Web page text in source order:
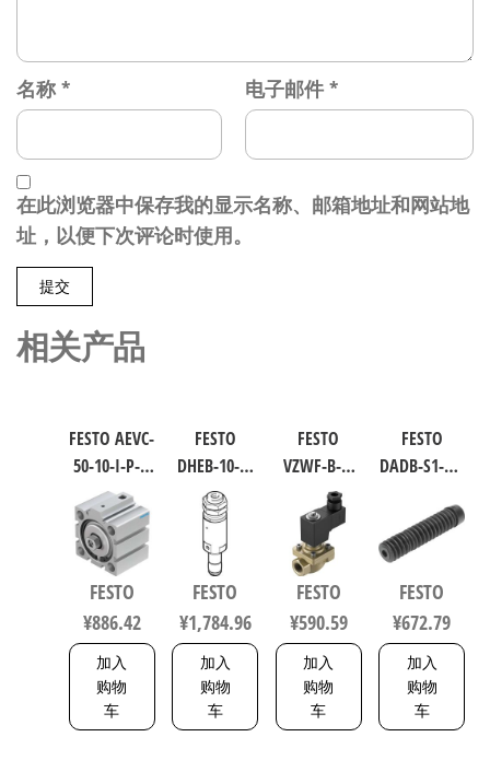
名称 * 电子邮件 *
在此浏览器中保存我的显示名称、邮箱地址和网站地
址，以便下次评论时使用。
相关产品
FESTO AEVC-
50-10-I-P-A
短行程气
缸 行程
10mm 缸径
50mm
VDMA 24562
188252
FESTO
¥886.42
加入
购物
车
FESTO
DHEB-10-E-
U-E-P 波纹
管气爪 符
合ISO 8573-
1:2010
1320832
FESTO
¥1,784.96
加入
购物
车
FESTO
VZWF-B-L-
M22C-G12-
135-1P4-10
力先导式
电磁阀 行
程10mm 符
合EN 12266-
1 1492112
FESTO
¥590.59
加入
购物
车
FESTO
DADB-S1-40-
缸波纹管
保护套 行
符合ISO
6432 / ISO
15552
553463
FESTO
¥672.79
加入
购物
车